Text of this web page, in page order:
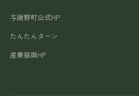
与謝野町公式HP
たんたんターン
産業振興HP